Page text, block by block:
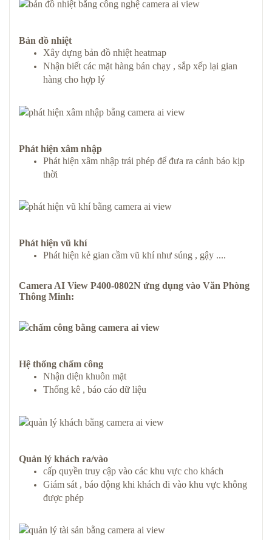
Bản đồ nhiệt
Xây dựng bản đồ nhiệt heatmap
Nhận biết các mặt hàng bán chạy , sắp xếp lại gian
hàng cho hợp lý
Phát hiện xâm nhập
Phát hiện xâm nhập trái phép để đưa ra cảnh báo kịp
thời
Phát hiện vũ khí
Phát hiện kẻ gian cầm vũ khí như súng , gậy ....
Camera AI View P400-0802N ứng dụng vào Văn Phòng
Thông Minh:
Hệ thống chấm công
Nhận diện khuôn mặt
Thống kê , báo cáo dữ liệu
Quản lý khách ra/vào
cấp quyền truy cập vào các khu vực cho khách
Giám sát , báo động khi khách đi vào khu vực không
được phép